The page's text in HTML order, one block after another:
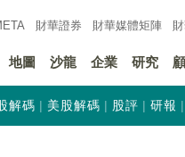
財華證券 財華媒體矩陣
地圖 沙龍 企業 研究
解碼 美股解碼 股評 研報